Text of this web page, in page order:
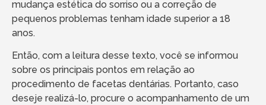
mudança estética do sorriso ou a correção de
pequenos problemas tenham idade superior a 18
anos.
Então, com a leitura desse texto, você se informou
sobre os principais pontos em relação ao
procedimento de facetas dentárias. Portanto, caso
deseje realizá-lo, procure o acompanhamento de um